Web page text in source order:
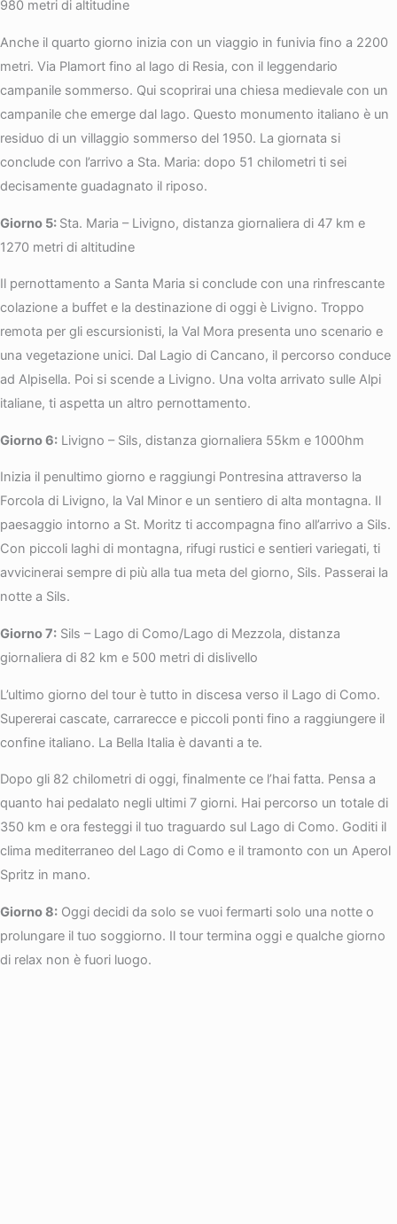
980 metri di altitudine
Anche il quarto giorno inizia con un viaggio in funivia fino a 2200
metri. Via Plamort fino al lago di Resia, con il leggendario
campanile sommerso. Qui scoprirai una chiesa medievale con un
campanile che emerge dal lago. Questo monumento italiano è un
residuo di un villaggio sommerso del 1950. La giornata si
conclude con l’arrivo a Sta. Maria: dopo 51 chilometri ti sei
decisamente guadagnato il riposo.
Giorno 5: Sta. Maria – Livigno, distanza giornaliera di 47 km e
1270 metri di altitudine
Il pernottamento a Santa Maria si conclude con una rinfrescante
colazione a buffet e la destinazione di oggi è Livigno. Troppo
remota per gli escursionisti, la Val Mora presenta uno scenario e
una vegetazione unici. Dal Lagio di Cancano, il percorso conduce
ad Alpisella. Poi si scende a Livigno. Una volta arrivato sulle Alpi
italiane, ti aspetta un altro pernottamento.
Giorno 6: Livigno – Sils, distanza giornaliera 55km e 1000hm
Inizia il penultimo giorno e raggiungi Pontresina attraverso la
Forcola di Livigno, la Val Minor e un sentiero di alta montagna. Il
paesaggio intorno a St. Moritz ti accompagna fino all’arrivo a Sils.
Con piccoli laghi di montagna, rifugi rustici e sentieri variegati, ti
avvicinerai sempre di più alla tua meta del giorno, Sils. Passerai la
notte a Sils.
Giorno 7: Sils – Lago di Como/Lago di Mezzola, distanza
giornaliera di 82 km e 500 metri di dislivello
L’ultimo giorno del tour è tutto in discesa verso il Lago di Como.
Supererai cascate, carrarecce e piccoli ponti fino a raggiungere il
confine italiano. La Bella Italia è davanti a te.
Dopo gli 82 chilometri di oggi, finalmente ce l’hai fatta. Pensa a
quanto hai pedalato negli ultimi 7 giorni. Hai percorso un totale di
350 km e ora festeggi il tuo traguardo sul Lago di Como. Goditi il
clima mediterraneo del Lago di Como e il tramonto con un Aperol
Spritz in mano.
Giorno 8: Oggi decidi da solo se vuoi fermarti solo una notte o
prolungare il tuo soggiorno. Il tour termina oggi e qualche giorno
di relax non è fuori luogo.